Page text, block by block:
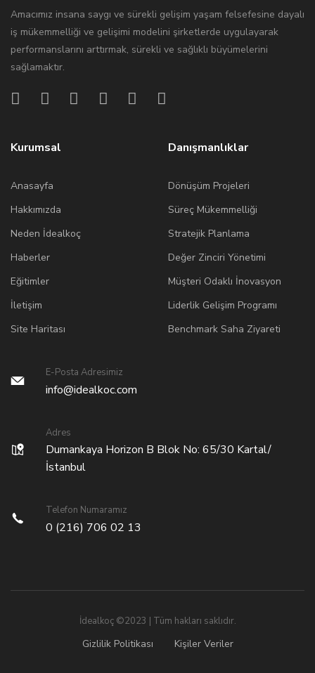
Amacımız insana saygı ve sürekli gelişim yaşam felsefesine dayalı
iş mükemmelliği ve gelişimi modelini şirketlerde uygulayarak
performanslarını arttırmak, sürekli ve sağlıklı büyümelerini
sağlamaktır.
Kurumsal
Anasayfa
Hakkımızda
Neden İdealkoç
Haberler
Eğitimler
İletişim
Site Haritası
Danışmanlıklar
Dönüşüm Projeleri
Süreç Mükemmelliği
Stratejik Planlama
Değer Zinciri Yönetimi
Müşteri Odaklı İnovasyon
Liderlik Gelişim Programı
Benchmark Saha Ziyareti
E-Posta Adresimiz
info@idealkoc.com
Adres
Dumankaya Horizon B Blok No: 65/30 Kartal/
İstanbul
Telefon Numaramız
0 (216) 706 02 13
İdealkoç ©2023 | Tüm hakları saklıdır.
Gizlilik Politikası Kişiler Veriler